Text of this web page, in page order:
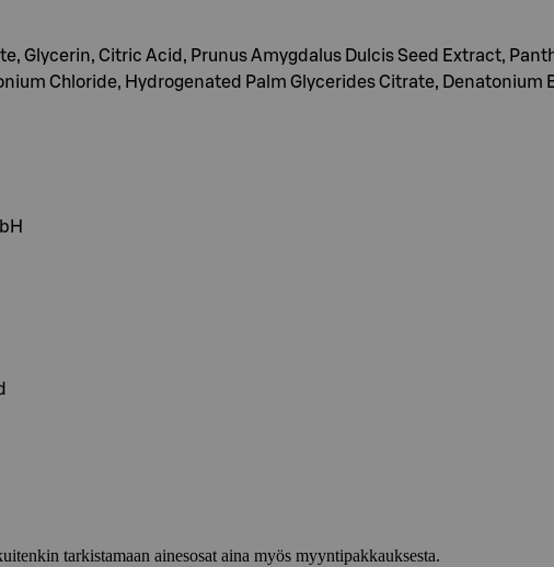
Glycerin, Citric Acid, Prunus Amygdalus Dulcis Seed Extract,
Chloride, Hydrogenated Palm Glycerides Citrate, Denatonium
tarkistamaan ainesosat aina myös myyntipakkauksesta.